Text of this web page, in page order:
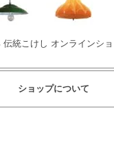
伝統こけし オンラインシ
ショップについて